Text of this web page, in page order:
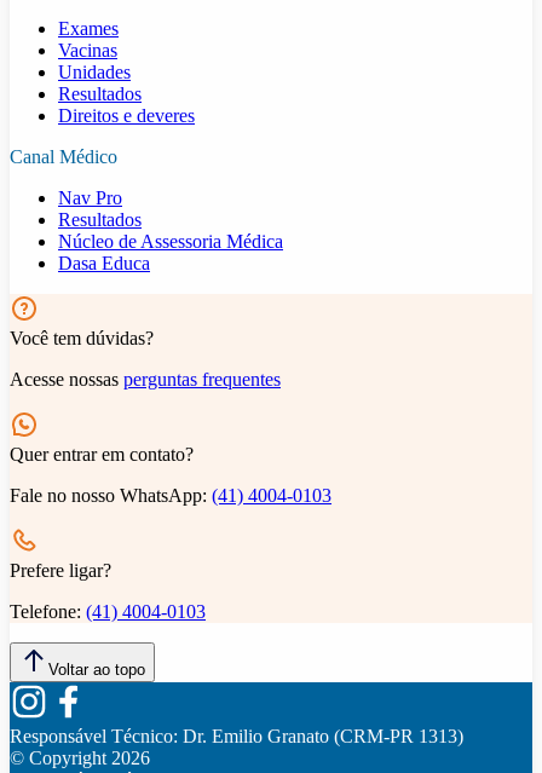
Exames
Vacinas
Unidades
Resultados
Direitos e deveres
Canal Médico
Nav Pro
Resultados
Núcleo de Assessoria Médica
Dasa Educa
Você tem dúvidas?
Acesse nossas perguntas frequentes
Quer entrar em contato?
Fale no nosso WhatsApp: (41) 4004-0103
Prefere ligar?
Telefone: (41) 4004-0103
Voltar ao topo
Responsável Técnico: Dr. Emilio Granato (CRM-PR 1313)
© Copyright2026